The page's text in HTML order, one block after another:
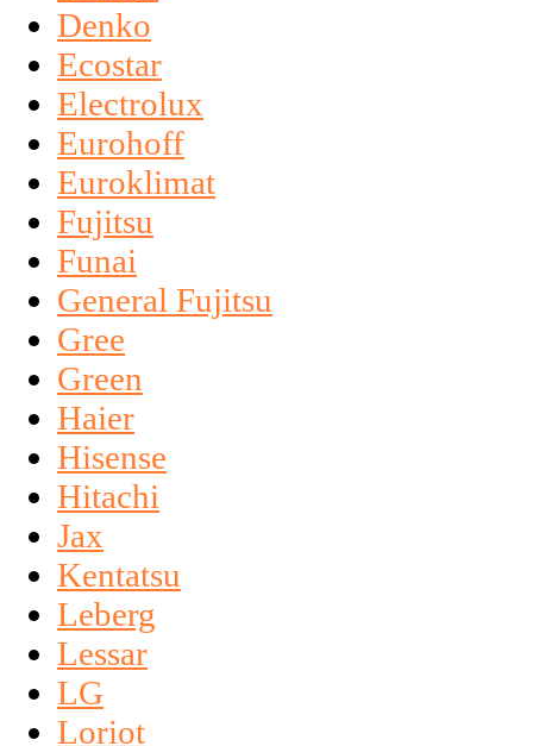
Denko
Ecostar
Electrolux
Eurohoff
Euroklimat
Fujitsu
Funai
General Fujitsu
Gree
Green
Haier
Hisense
Hitachi
Jax
Kentatsu
Leberg
Lessar
LG
Loriot